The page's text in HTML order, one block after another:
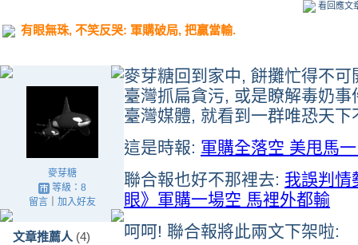
看回應文
有眼無珠, 不笑反哭: 軍購破局, 把贏當輸.
麥芽糖
等級：8
留言｜ 加入好友
文章推薦人 (4)
麥芽糖回到家中, 餅攤忙得不
臺灣抓扁貪污, 或是瞭解毒奶
臺灣媒體, 就看到一群唯恐天
這是時報: 軍購全落空 美甩馬
聯合報也好不那裡去: 我誤判情
眼》軍購一場空 馬裡外都輸
呵呵! 聯合報將此兩文下架啦: